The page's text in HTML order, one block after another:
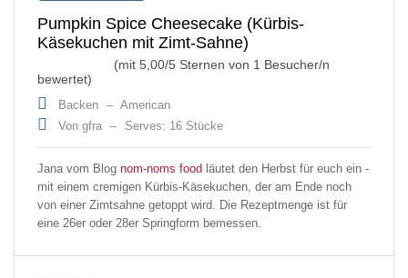
Pumpkin Spice Cheesecake (Kürbis-
Käsekuchen mit Zimt-Sahne)
(mit 5,00/5 Sternen von 1 Besucher/n
bewertet)
Backen – American
Von gfra – Serves: 16 Stücke
Jana vom Blog nom-noms food läutet den Herbst für euch ein -
mit einem cremigen Kürbis-Käsekuchen, der am Ende noch
von einer Zimtsahne getoppt wird. Die Rezeptmenge ist für
eine 26er oder 28er Springform bemessen.